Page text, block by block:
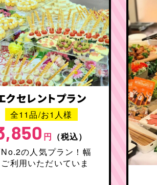
クセレントプラン
全11品/お1人様
円 （税込）
の人気プラン！幅
利用いただいていま